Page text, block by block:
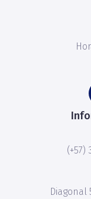
(+57)
Diagonal